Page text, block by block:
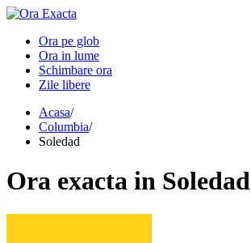
Ora pe glob
Ora in lume
Schimbare ora
Zile libere
Acasa/
Columbia/
Soledad
Ora exacta in Soledad